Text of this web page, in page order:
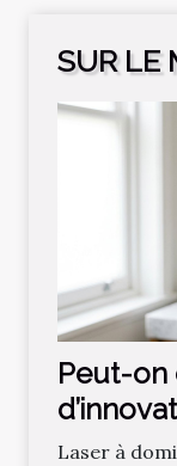
SUR LE
Peut-on
Laser à